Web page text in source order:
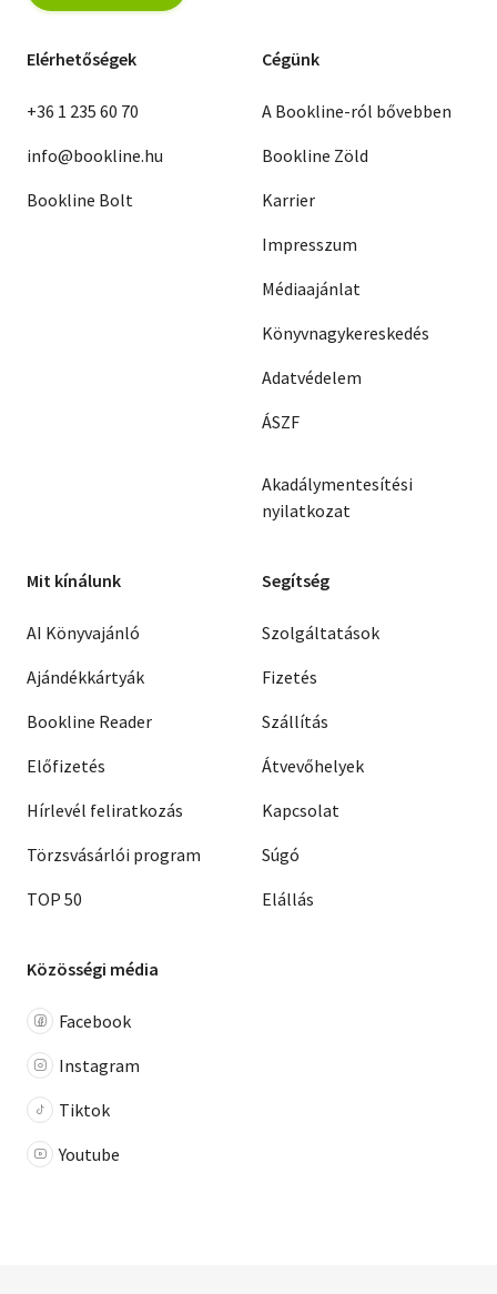
Elérhetőségek
+36 1 235 60 70
info@bookline.hu
Bookline Bolt
Cégünk
A Bookline-ról bővebben
Bookline Zöld
Karrier
Impresszum
Médiaajánlat
Könyvnagykereskedés
Adatvédelem
ÁSZF
Akadálymentesítési
nyilatkozat
Mit kínálunk
AI Könyvajánló
Ajándékkártyák
Bookline Reader
Előfizetés
Hírlevél feliratkozás
Törzsvásárlói program
TOP 50
Segítség
Szolgáltatások
Fizetés
Szállítás
Átvevőhelyek
Kapcsolat
Súgó
Elállás
Közösségi média
Facebook
Instagram
Tiktok
Youtube